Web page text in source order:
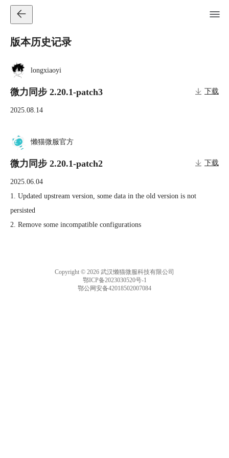
版本历史记录
longxiaoyi
微力同步 2.20.1-patch3 下载
2025.08.14
懒猫微服官方
微力同步 2.20.1-patch2 下载
2025.06.04
1. Updated upstream version, some data in the old version is not
persisted
2. Remove some incompatible configurations
Copyright © 2026 武汉懒猫微服科技有限公司
鄂ICP备2023030520号-1
鄂公网安备42018502007084